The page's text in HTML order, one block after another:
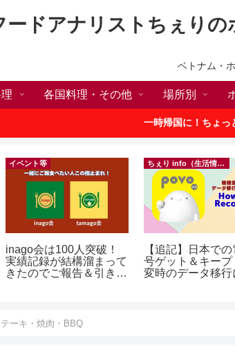
ードアナリストちぇり
ベトナム・
各国料理・その他 場所別
一時帰国に！ちょっ
イベント等
inago会は100人突破！
実績記録が結構溜まって
きたのでご報告＆引き続
ちぇり info（生活情報）
【追記】日本で
号ゲット＆キープ
変時のデータ移行
テーキ・焼肉・BBQ